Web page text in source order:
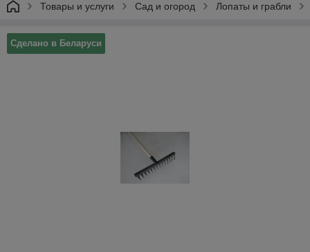
Товары и услуги Сад и огород Лопаты и грабли
Сделано в Беларуси